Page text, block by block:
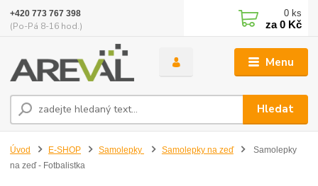
Menu
Hledat
+420 773 767 398
(Po-Pá 8-16 hod.)
0 ks
za0 Kč
Úvod E-SHOP Samolepky Samolepky na zeď
Samolepky
na zeď - Fotbalistka